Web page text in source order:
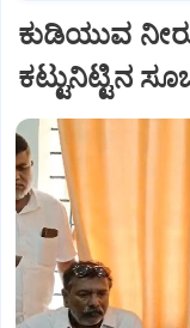
ಕುಡಿಯುವ
ಕಟ್ಟುನಿಟ್ಟಿನ